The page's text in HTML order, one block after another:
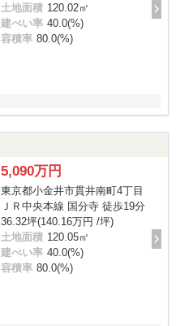
土地面積 120.02㎡
建ぺい率 40.0(%)
容積率 80.0(%)
5,090万円
東京都小金井市貫井南町4丁目
ＪＲ中央本線 国分寺 徒歩19分
36.32坪(140.16万円 /坪)
土地面積 120.05㎡
建ぺい率 40.0(%)
容積率 80.0(%)